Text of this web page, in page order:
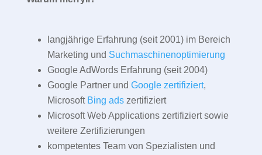
langjährige Erfahrung (seit 2001) im Bereich
Marketing und Suchmaschinenoptimierung
Google AdWords Erfahrung (seit 2004)
Google Partner und Google zertifiziert,
Microsoft Bing adszertifiziert
Microsoft Web Applications zertifiziert sowie
weitere Zertifizierungen
kompetentes Team von Spezialisten und